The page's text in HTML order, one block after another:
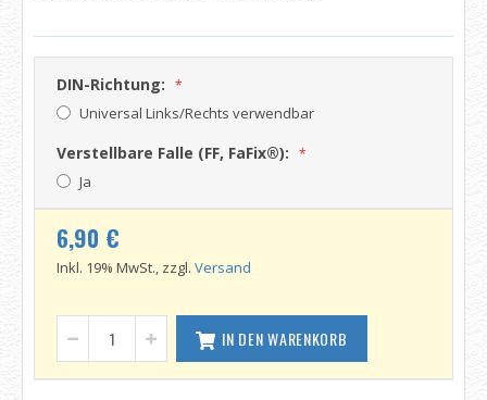
DIN-Richtung:
Universal Links/Rechts verwendbar
Verstellbare Falle (FF, FaFix®):
Ja
6,90 €
Inkl. 19% MwSt., zzgl. Versand
IN DEN WARENKORB